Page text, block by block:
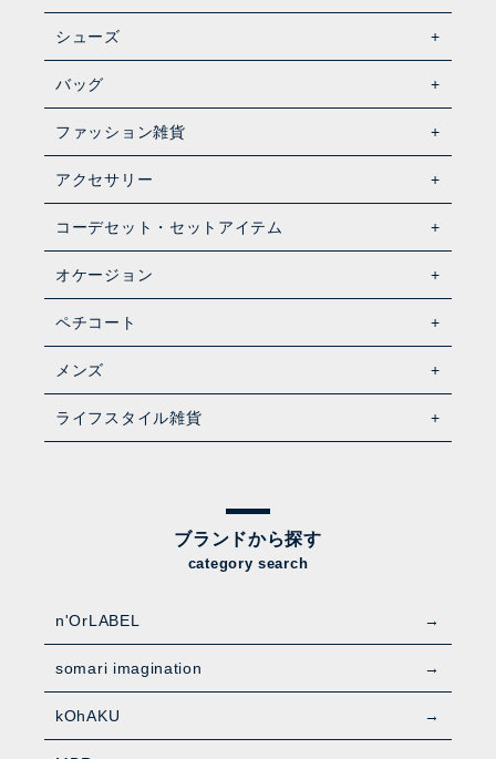
シューズ
バッグ
ファッション雑貨
アクセサリー
コーデセット・セットアイテム
オケージョン
ペチコート
メンズ
ライフスタイル雑貨
ブランドから探す
category search
n'OrLABEL
somari imagination
kOhAKU